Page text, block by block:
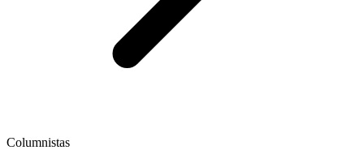
Columnistas